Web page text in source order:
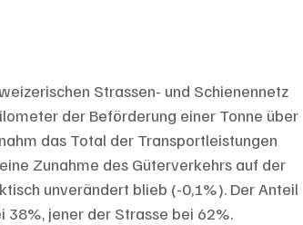
Strassen- und Schienennetz
der Beförderung einer Tonne über
das Total der Transportleistungen
Zunahme des Güterverkehrs auf der
unverändert blieb (-0,1%). Der Anteil
38%, jener der Strasse bei 62%.